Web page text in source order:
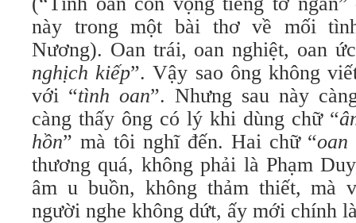
này trong một bài thơ về mối
Nương). Oan trái, oan nghiệt, oan
nghịch kiếp”. Vậy sao ông không
với “tình oan”. Nhưng sau này
càng thấy ông có lý khi dùng chữ “
hồn” mà tôi nghĩ đến. Hai chữ “oan
thương quá, không phải là Phạm
âm u buồn, không thảm thiết, mà
người nghe không dứt, ấy mới chính